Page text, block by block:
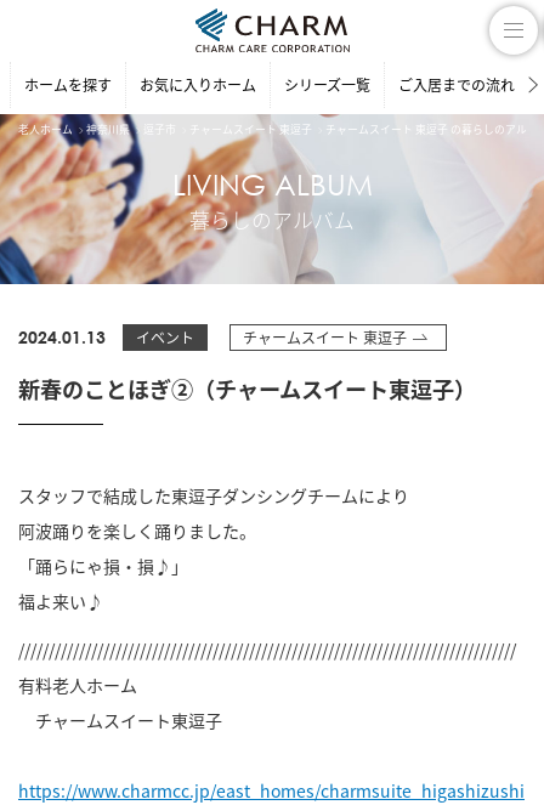
ホームを探す お気に入りホーム シリーズ一覧 ご入居までの流れ
老人ホーム 神奈川県 逗子市 チャームスイート 東逗子 チャームスイート 東逗子 の暮らしのアルバ
LIVING ALBUM
暮らしのアルバム
2024.01.13 イベント チャームスイート 東逗子
新春のことほぎ②（チャームスイート東逗子）
スタッフで結成した東逗子ダンシングチームにより
阿波踊りを楽しく踊りました。
「踊らにゃ損・損♪」
福よ来い♪
//////////////////////////////////////////////////////////////////////////////////
有料老人ホーム
チャームスイート東逗子
https://www.charmcc.jp/east_homes/charmsuite_higashizushi